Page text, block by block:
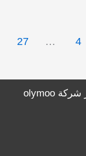
4
…
27
شركة olymoo